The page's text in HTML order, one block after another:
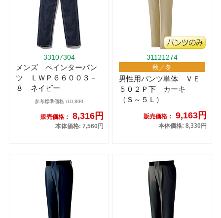
33107304
メンズ ペインターパン
ツ ＬＷＰ６６００３－
８ ネイビー
参考標準価格 \10,800
販売価格： 8,316円
本体価格: 7,560円
31121274
秋／冬
男性用パンツ単体 ＶＥ
５０２Ｐ下 カーキ
（Ｓ～５Ｌ）
販売価格： 9,163円
本体価格: 8,330円